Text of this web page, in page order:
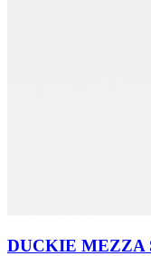
DUCKIE MEZZA